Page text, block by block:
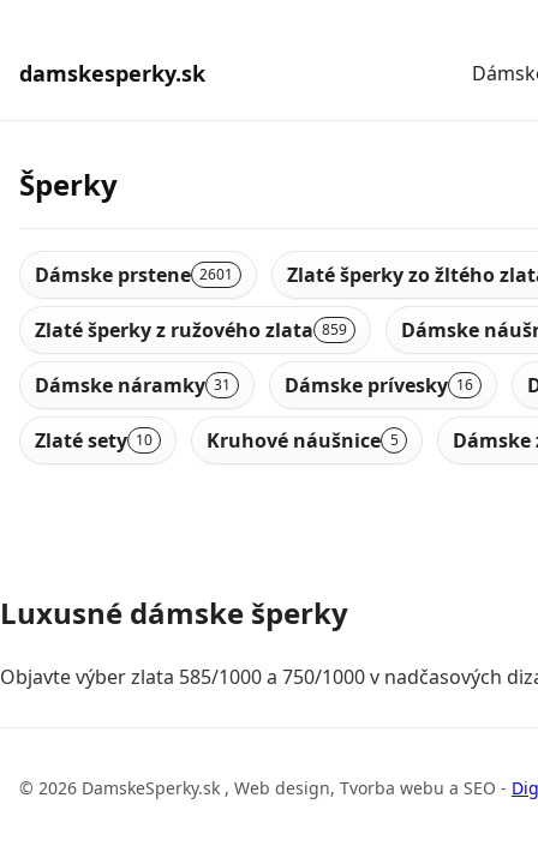
damskesperky.sk
Šperky
Dámske prstene 2601 Zlaté šperky zo žltého
Zlaté šperky z ružového zlata 859 Dámske
Dámske náramky 31 Dámske prívesky 16
Zlaté sety 10 Kruhové náušnice 5
Luxusné dámske šperky
Objavte výber zlata 585/1000 a 750/1000 v nadčasových
© 2026 DamskeSperky.sk , Web design, Tvorba webu a SEO -